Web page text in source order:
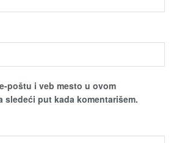
e-poštu i veb mesto u ovom
sledeći put kada komentarišem.